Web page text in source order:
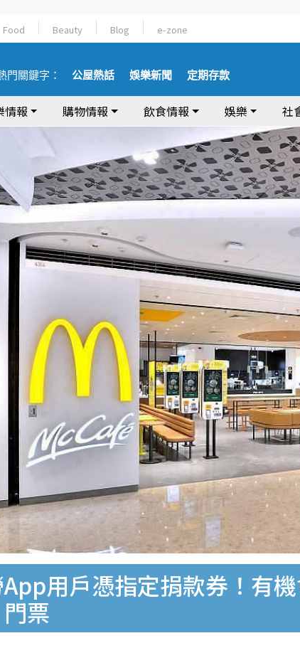
Food Beauty Blog e-zone
門關鍵字： 公屋熱話 娛樂新聞 定期存款
情報 購物情報 飲食情報 娛樂 社
用戶憑指定捐款券！有
票